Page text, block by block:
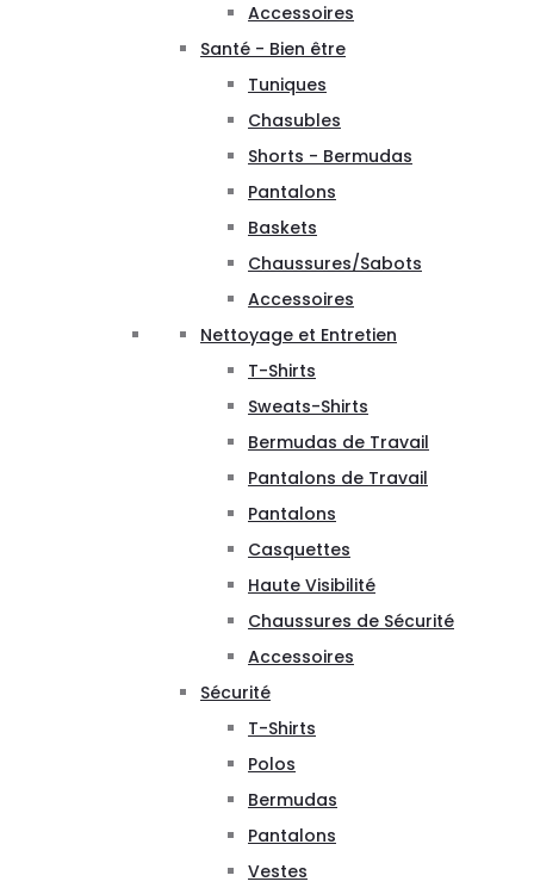
Accessoires
Santé - Bien être
Tuniques
Chasubles
Shorts - Bermudas
Pantalons
Baskets
Chaussures/Sabots
Accessoires
Nettoyage et Entretien
T-Shirts
Sweats-Shirts
Bermudas de Travail
Pantalons de Travail
Pantalons
Casquettes
Haute Visibilité
Chaussures de Sécurité
Accessoires
Sécurité
T-Shirts
Polos
Bermudas
Pantalons
Vestes